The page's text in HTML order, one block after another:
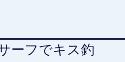
ーフでキス釣